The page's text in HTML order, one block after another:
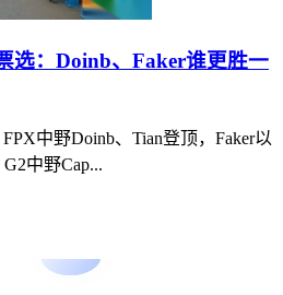
选：Doinb、Faker谁更胜一
中野Doinb、Tian登顶，Faker以
中野Cap...